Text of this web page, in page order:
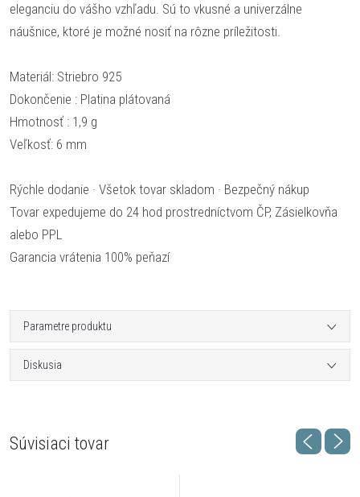
eleganciu do vášho vzhľadu. Sú to vkusné a univerzálne
náušnice, ktoré je možné nosiť na rôzne príležitosti.
Materiál: Striebro 925
Dokončenie : Platina plátovaná
Hmotnosť : 1,9 g
Veľkosť: 6 mm
Rýchle dodanie · Všetok tovar skladom · Bezpečný nákup
Tovar expedujeme do 24 hod prostredníctvom ČP, Zásielkovňa
alebo PPL
Garancia vrátenia 100% peňazí
Parametre produktu
Diskusia
Súvisiaci tovar